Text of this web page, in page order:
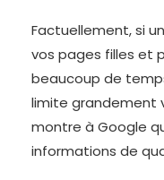
Factuellement, si un
vos pages filles et
beaucoup de
limite grandement
montre à Google
informations de